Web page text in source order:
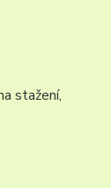
stažení,